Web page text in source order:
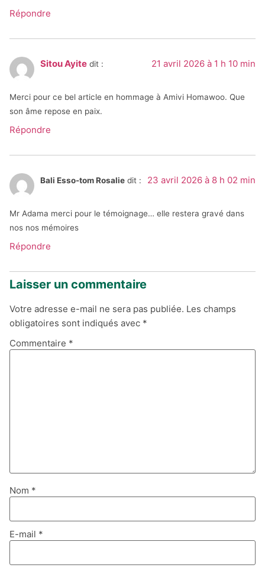
Répondre
Sitou Ayite dit : 21 avril 2026 à 1 h 10 min
Merci pour ce bel article en hommage à Amivi Homawoo. Que
son âme repose en paix.
Répondre
Bali Esso-tom Rosalie dit : 23 avril 2026 à 8 h 02 min
Mr Adama merci pour le témoignage… elle restera gravé dans
nos nos mémoires
Répondre
Laisser un commentaire
Votre adresse e-mail ne sera pas publiée. Les champs
obligatoires sont indiqués avec *
Commentaire *
Nom *
E-mail *